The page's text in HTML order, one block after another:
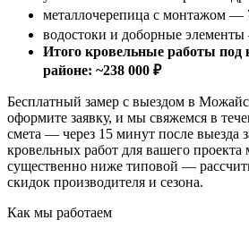
металлочерепица с монтажом —
водостоки и доборные
Итого кровельные работы
районе: ~238 000 ₽
Бесплатный замер с выездом в
оформите заявку, и мы свяжемся в
смета — через 15 минут после выезда
кровельных работ для вашего проекта
существенно ниже типовой —
скидок производителя и сезона.
Как мы работаем